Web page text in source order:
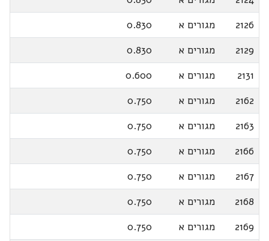
2126
מגורים א
0.830
2129
מגורים א
0.830
2131
מגורים א
0.600
2162
מגורים א
0.750
2163
מגורים א
0.750
2166
מגורים א
0.750
2167
מגורים א
0.750
2168
מגורים א
0.750
2169
מגורים א
0.750